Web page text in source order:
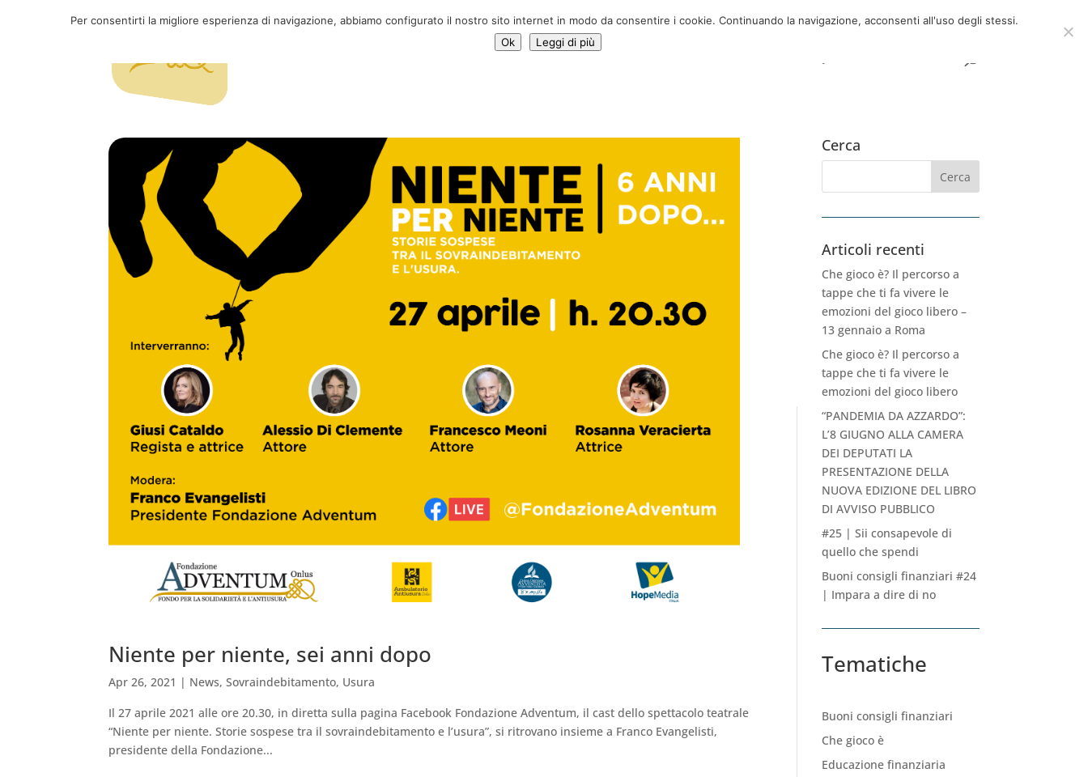
Niente per niente, sei anni dopo
Apr 26, 2021 | News,Sovraindebitamento, Usura
Il 27 aprile 2021 alle ore 20.30, in diretta sulla pagina Facebook Fondazione Adventum, il cast dello spettacolo teatrale
“Niente per niente. Storie sospese tra il sovraindebitamento e l’usura”, si ritrovano insieme a Franco Evangelisti,
presidente della Fondazione...
Cerca
Articoli recenti
Che gioco è? Il percorso a
tappe che ti fa vivere le
emozioni del gioco libero –
13 gennaio a Roma
Che gioco è? Il percorso a
tappe che ti fa vivere le
emozioni del gioco libero
“PANDEMIA DA AZZARDO”:
L’8 GIUGNO ALLA CAMERA
DEI DEPUTATI LA
PRESENTAZIONE DELLA
NUOVA EDIZIONE DEL LIBRO
DI AVVISO PUBBLICO
#25 | Sii consapevole di
quello che spendi
Buoni consigli finanziari #24
| Impara a dire di no
Tematiche
Buoni consigli finanziari
Che gioco è
Educazione finanziaria
Per consentirti la migliore esperienza di navigazione, abbiamo configurato il nostro sito internet in modo da consentire i cookie. Continuando la navigazione, acconsenti all'uso degli stessi.
Ok
Leggi di più